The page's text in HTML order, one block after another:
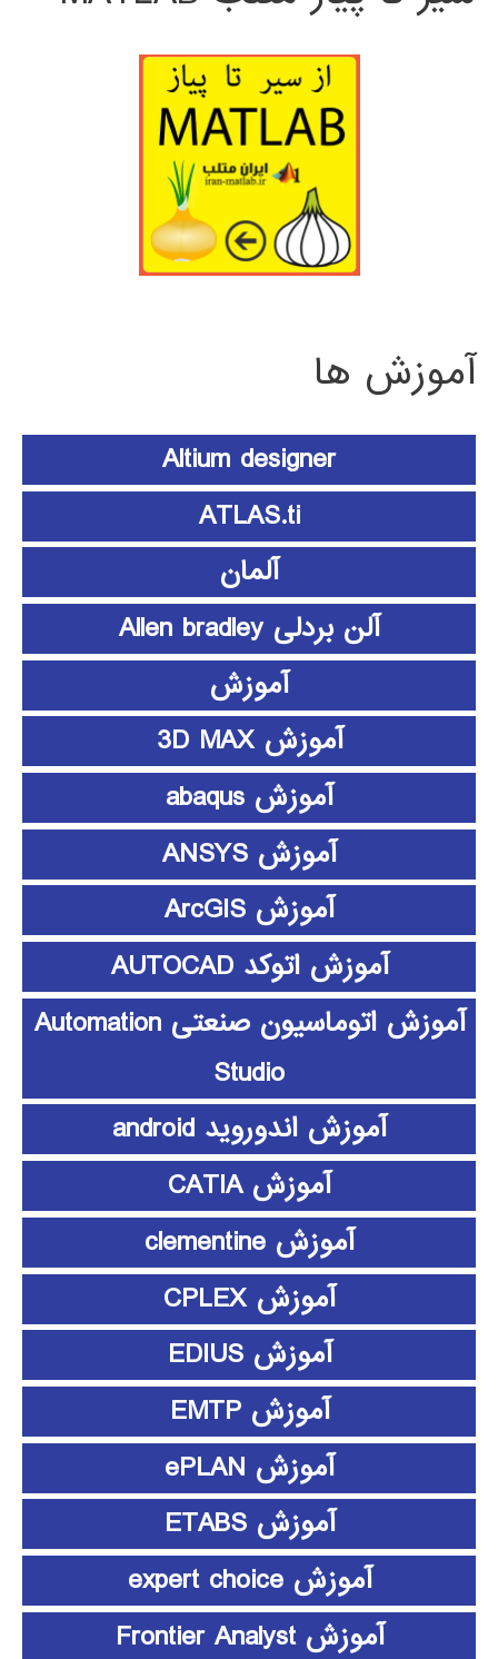
آموزش ها
Altium designer
ATLAS.ti
آلمان
آلن بردلی Allen bradley
آموزش
آموزش 3D MAX
آموزش abaqus
آموزش ANSYS
آموزش ArcGIS
آموزش اتوکد AUTOCAD
آموزش اتوماسیون صنعتی Automation
Studio
آموزش اندوروید android
آموزش CATIA
آموزش clementine
آموزش CPLEX
آموزش EDIUS
آموزش EMTP
آموزش ePLAN
آموزش ETABS
آموزش expert choice
آموزش Frontier Analyst